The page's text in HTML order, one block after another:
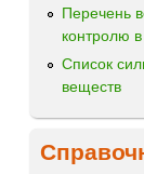
Перечень
контролю
Список
веществ